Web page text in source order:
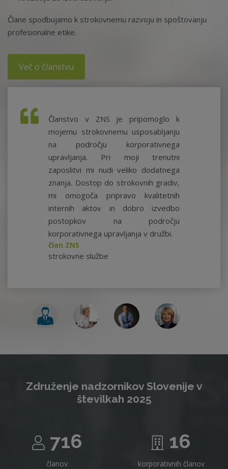
Člane spodbujamo k strokovnemu razvoju in spoštovanju
profesionalne etike.
Več o članstvu
Članstvo v ZNS je pripomoglo k
mojemu strokovnemu usposabljanju
na področju korporativnega
upravljanja. Pri moji trenutni
zaposlitvi mi nudi veliko dodatnega
znanja. Dostop do strokovnih gradiv,
mi omogoča pripravo kvalitetnih
internih aktov in dobro izvedbo
postopkov na področju
korporativnega upravljanja v družbi.
član ZNS
strokovne službe
Združenje nadzornikov Slovenije v
številkah 2025
716
članov
16
korporativnih članov